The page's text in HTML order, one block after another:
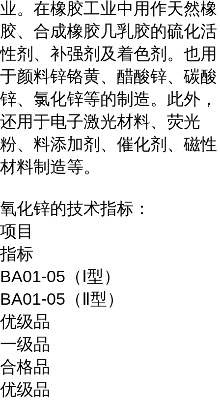
业。在橡胶工业中用作天然橡
胶、合成橡胶几乳胶的硫化活
性剂、补强剂及着色剂。也用
于颜料锌铬黄、醋酸锌、碳酸
锌、氯化锌等的制造。此外，
还用于电子激光材料、荧光
粉、料添加剂、催化剂、磁性
材料制造等。
氧化锌的技术指标：
项目
指标
BA01-05（Ⅰ型）
BA01-05（Ⅱ型）
优级品
一级品
合格品
优级品